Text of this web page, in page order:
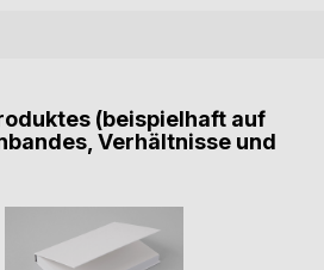
(beispielhaft auf
Verhältnisse und